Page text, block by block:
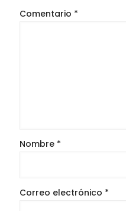
Comentario *
Nombre *
Correo electrónico *